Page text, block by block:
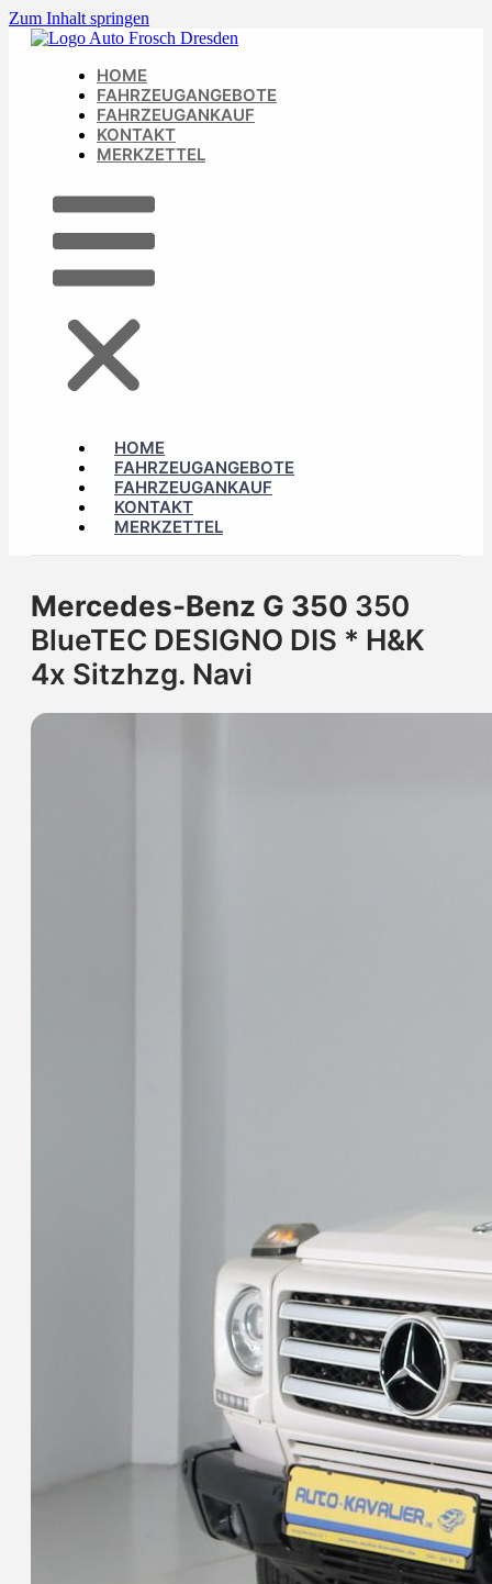
Zum Inhalt springen
HOME
FAHRZEUGANGEBOTE
FAHRZEUGANKAUF
KONTAKT
MERKZETTEL
HOME
FAHRZEUGANGEBOTE
FAHRZEUGANKAUF
KONTAKT
MERKZETTEL
Mercedes-Benz G 350 350
BlueTEC DESIGNO DIS * H&K
4x Sitzhzg. Navi